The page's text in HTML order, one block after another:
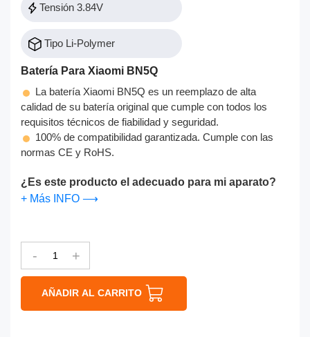
Tensión 3.84V
Tipo Li-Polymer
Batería Para Xiaomi BN5Q
La batería Xiaomi BN5Q es un reemplazo de alta
calidad de su batería original que cumple con todos los
requisitos técnicos de fiabilidad y seguridad.
100% de compatibilidad garantizada. Cumple con las
normas CE y RoHS.
¿Es este producto el adecuado para mi aparato?
+ Más INFO ⟶
- +
AÑADIR AL CARRITO